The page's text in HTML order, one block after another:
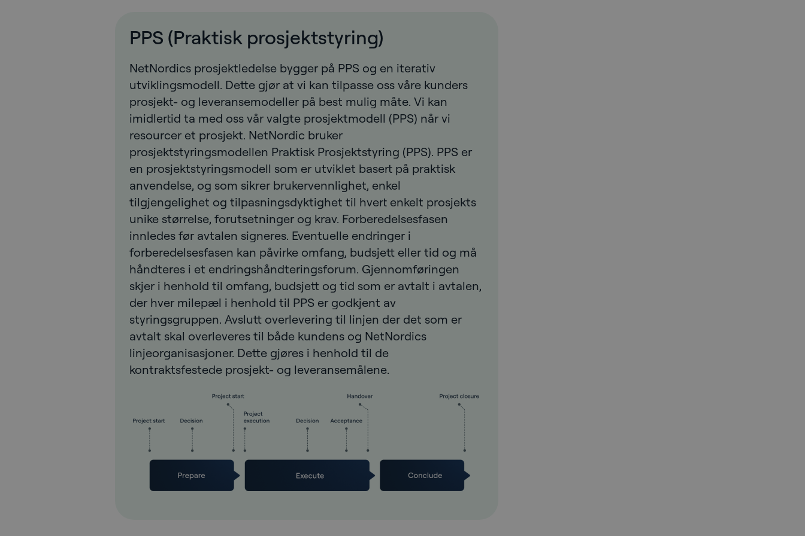
PPS (Praktisk prosjektstyring)
NetNordics prosjektledelse bygger på PPS og en iterativ
utviklingsmodell. Dette gjør at vi kan tilpasse oss våre kunders
prosjekt- og leveransemodeller på best mulig måte. Vi kan
imidlertid ta med oss vår valgte prosjektmodell (PPS) når vi
resourcer et prosjekt. NetNordic bruker
prosjektstyringsmodellen Praktisk Prosjektstyring (PPS). PPS er
en prosjektstyringsmodell som er utviklet basert på praktisk
anvendelse, og som sikrer brukervennlighet, enkel
tilgjengelighet og tilpasningsdyktighet til hvert enkelt prosjekts
unike størrelse, forutsetninger og krav. Forberedelsesfasen
innledes før avtalen signeres. Eventuelle endringer i
forberedelsesfasen kan påvirke omfang, budsjett eller tid og må
håndteres i et endringshåndteringsforum. Gjennomføringen
skjer i henhold til omfang, budsjett og tid som er avtalt i avtalen,
der hver milepæl i henhold til PPS er godkjent av
styringsgruppen. Avslutt overlevering til linjen der det som er
avtalt skal overleveres til både kundens og NetNordics
linjeorganisasjoner. Dette gjøres i henhold til de
kontraktsfestede prosjekt- og leveransemålene.